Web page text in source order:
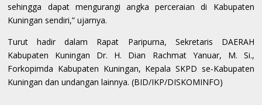
sehingga dapat mengurangi angka perceraian di Kabupaten
Kuningan sendiri,” ujarnya.
Turut hadir dalam Rapat Paripurna, Sekretaris DAERAH
Kabupaten Kuningan Dr. H. Dian Rachmat Yanuar, M. Si.,
Forkopimda Kabupaten Kuningan, Kepala SKPD se-Kabupaten
Kuningan dan undangan lainnya. (BID/IKP/DISKOMINFO)